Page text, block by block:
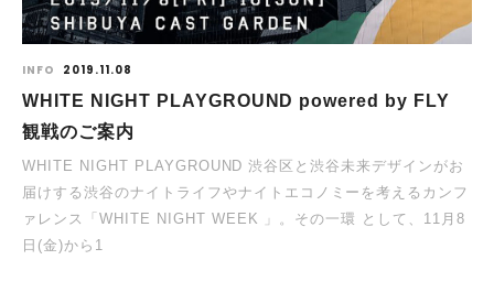
INFO 2019.11.08
WHITE NIGHT PLAYGROUND powered by FLY
観戦のご案内
WHITE NIGHT PLAYGROUND 渋谷区と渋谷未来デザインがお
届けする渋谷のナイトライフやナイトエコノミーを考えるカンフ
ァレンス「WHITE NIGHT WEEK 」。その一環 として、11月8
日(金)から1